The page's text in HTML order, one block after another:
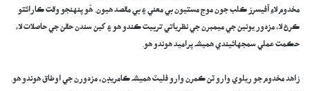
مخدوم لاءِ آفيسرز ڪلب جون موج مستيون بي معني ۽ بي مقصد هيون. هُو پنهنجو وقت ڪارائتو
ڪرڻ لاء مزدور يونين جي ميمبرن جي نظرياتي تربيت ڪندو هو ۽ کين سندن حقن جي حاصلات لاء
حڪمت عملي سمجهائيندي هميشہ پراميد هوندو هو.
زاهد مخدوم جو ريلوي وارو ٽن ڪمرن وارو فليٽ هميشہ ڪامريڊن، مزدورن جي اوطاق هوندو هو.